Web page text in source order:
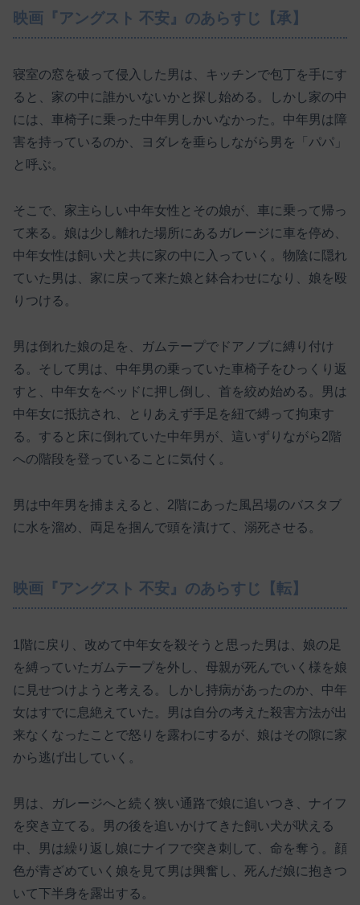
映画『アングスト 不安』のあらすじ【承】
寝室の窓を破って侵入した男は、キッチンで包丁を手にす
ると、家の中に誰かいないかと探し始める。しかし家の中
には、車椅子に乗った中年男しかいなかった。中年男は障
害を持っているのか、ヨダレを垂らしながら男を「パパ」
と呼ぶ。
そこで、家主らしい中年女性とその娘が、車に乗って帰っ
て来る。娘は少し離れた場所にあるガレージに車を停め、
中年女性は飼い犬と共に家の中に入っていく。物陰に隠れ
ていた男は、家に戻って来た娘と鉢合わせになり、娘を殴
りつける。
男は倒れた娘の足を、ガムテープでドアノブに縛り付け
る。そして男は、中年男の乗っていた車椅子をひっくり返
すと、中年女をベッドに押し倒し、首を絞め始める。男は
中年女に抵抗され、とりあえず手足を紐で縛って拘束す
る。すると床に倒れていた中年男が、這いずりながら2階
への階段を登っていることに気付く。
男は中年男を捕まえると、2階にあった風呂場のバスタブ
に水を溜め、両足を掴んで頭を漬けて、溺死させる。
映画『アングスト 不安』のあらすじ【転】
1階に戻り、改めて中年女を殺そうと思った男は、娘の足
を縛っていたガムテープを外し、母親が死んでいく様を娘
に見せつけようと考える。しかし持病があったのか、中年
女はすでに息絶えていた。男は自分の考えた殺害方法が出
来なくなったことで怒りを露わにするが、娘はその隙に家
から逃げ出していく。
男は、ガレージへと続く狭い通路で娘に追いつき、ナイフ
を突き立てる。男の後を追いかけてきた飼い犬が吠える
中、男は繰り返し娘にナイフで突き刺して、命を奪う。顔
色が青ざめていく娘を見て男は興奮し、死んだ娘に抱きつ
いて下半身を露出する。